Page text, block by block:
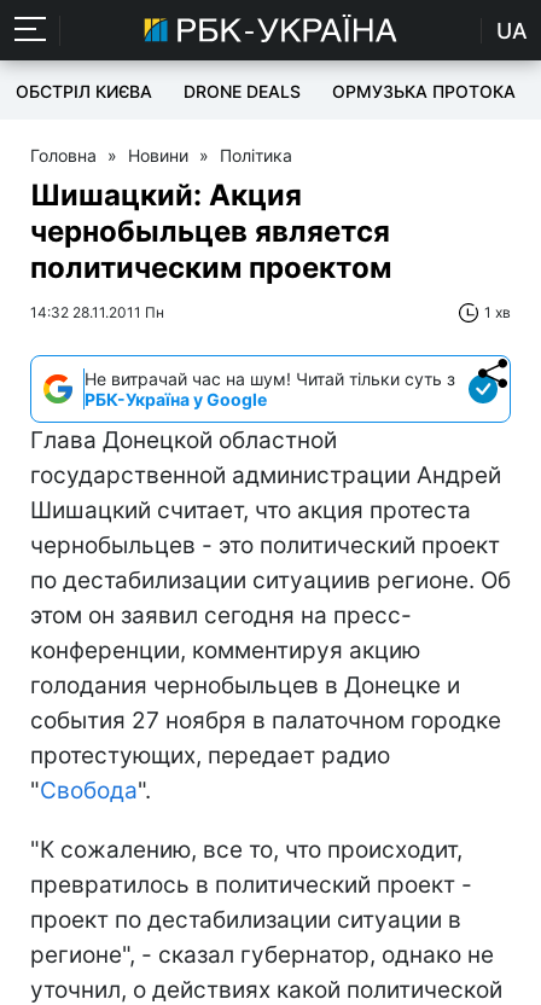
UA
ОБСТРІЛ КИЄВА DRONE DEALS ОРМУЗЬКА ПРОТОКА
Головна » Новини » Політика
Шишацкий: Акция
чернобыльцев является
политическим проектом
14:32 28.11.2011 Пн 1 хв
Не витрачай час на шум! Читай тільки суть з
РБК-Україна у Google
Глава Донецкой областной
государственной администрации Андрей
Шишацкий считает, что акция протеста
чернобыльцев - это политический проект
по дестабилизации ситуациив регионе. Об
этом он заявил сегодня на пресс-
конференции, комментируя акцию
голодания чернобыльцев в Донецке и
события 27 ноября в палаточном городке
протестующих, передает радио
"Свобода".
"К сожалению, все то, что происходит,
превратилось в политический проект -
проект по дестабилизации ситуации в
регионе", - сказал губернатор, однако не
уточнил, о действиях какой политической